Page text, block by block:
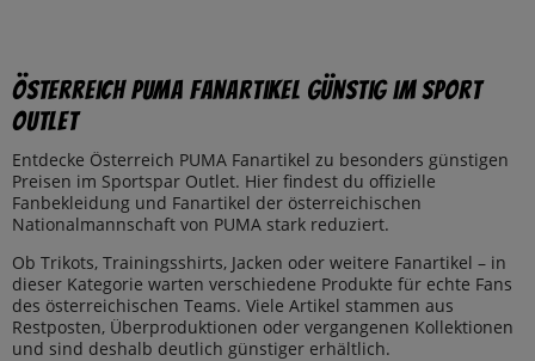
Österreich PUMA Fanartikel günstig im Sport
Outlet
Entdecke Österreich PUMA Fanartikel zu besonders günstigen
Preisen im Sportspar Outlet. Hier findest du offizielle
Fanbekleidung und Fanartikel der österreichischen
Nationalmannschaft von PUMA stark reduziert.
Ob Trikots, Trainingsshirts, Jacken oder weitere Fanartikel – in
dieser Kategorie warten verschiedene Produkte für echte Fans
des österreichischen Teams. Viele Artikel stammen aus
Restposten, Überproduktionen oder vergangenen Kollektionen
und sind deshalb deutlich günstiger erhältlich.